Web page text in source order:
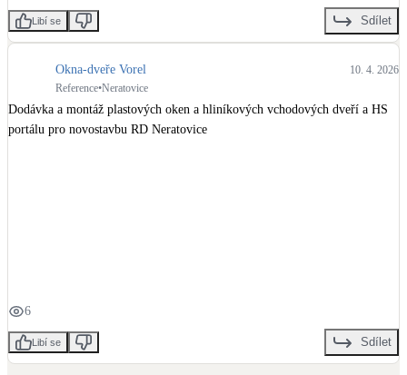
Libí se Sdílet
Okna-dveře Vorel
10. 4. 2026
Reference•Neratovice
Dodávka a montáž plastových oken a hliníkových vchodových dveří a HS
portálu pro novostavbu RD Neratovice
6
Libí se Sdílet